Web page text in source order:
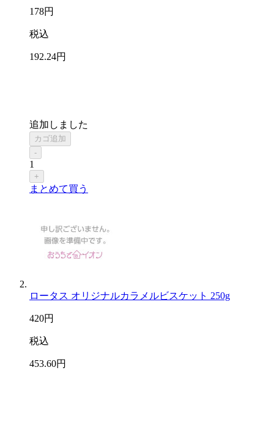
178円
税込
192.24円
追加しました
カゴ追加
-
1
+
まとめて買う
ロータス オリジナルカラメルビスケット 250g
420円
税込
453.60円